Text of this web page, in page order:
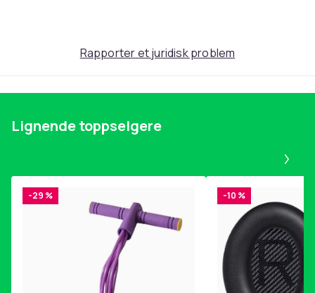
Anbefalt alder (min)
Artikkel nr.
329f980c-28fe-57e8-9c90-b5f290678359
Rapporter et juridisk problem
Lignende toppselgere
-29 % -10 %